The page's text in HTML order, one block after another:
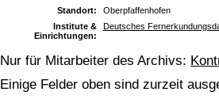
Standort:
Oberpfaffenhofen
Institute &
Einrichtungen:
Deutsches
Nur für Mitarbeiter des Archivs:
Einige Felder oben sind zurzeit